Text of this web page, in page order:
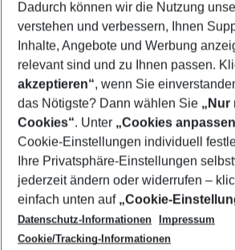
Mehr Filter
Footer
Footer navigation
Über uns
AGB
Cookie-Einstellungen ändern
Cookie-Richtlinie
Datenschutz
Service & Hilfe
Barrierefreies Reisen
Check-in
Folgen Sie uns
Dadurch können wir die Nutzung
verstehen und verbessern, Ihnen
Inhalte, Angebote und Werbung
relevant sind und zu Ihnen passen.
akzeptieren“, wenn Sie
das Nötigste? Dann wählen Sie „Nur
Cookies“. Unter „Cookies
Cookie-Einstellungen individuell
Ihre Privatsphäre-Einstellungen
jederzeit ändern oder widerrufen –
einfach unten auf „Cookie-
Datenschutz-Informationen
Impressum
Cookie/Tracking-Informationen